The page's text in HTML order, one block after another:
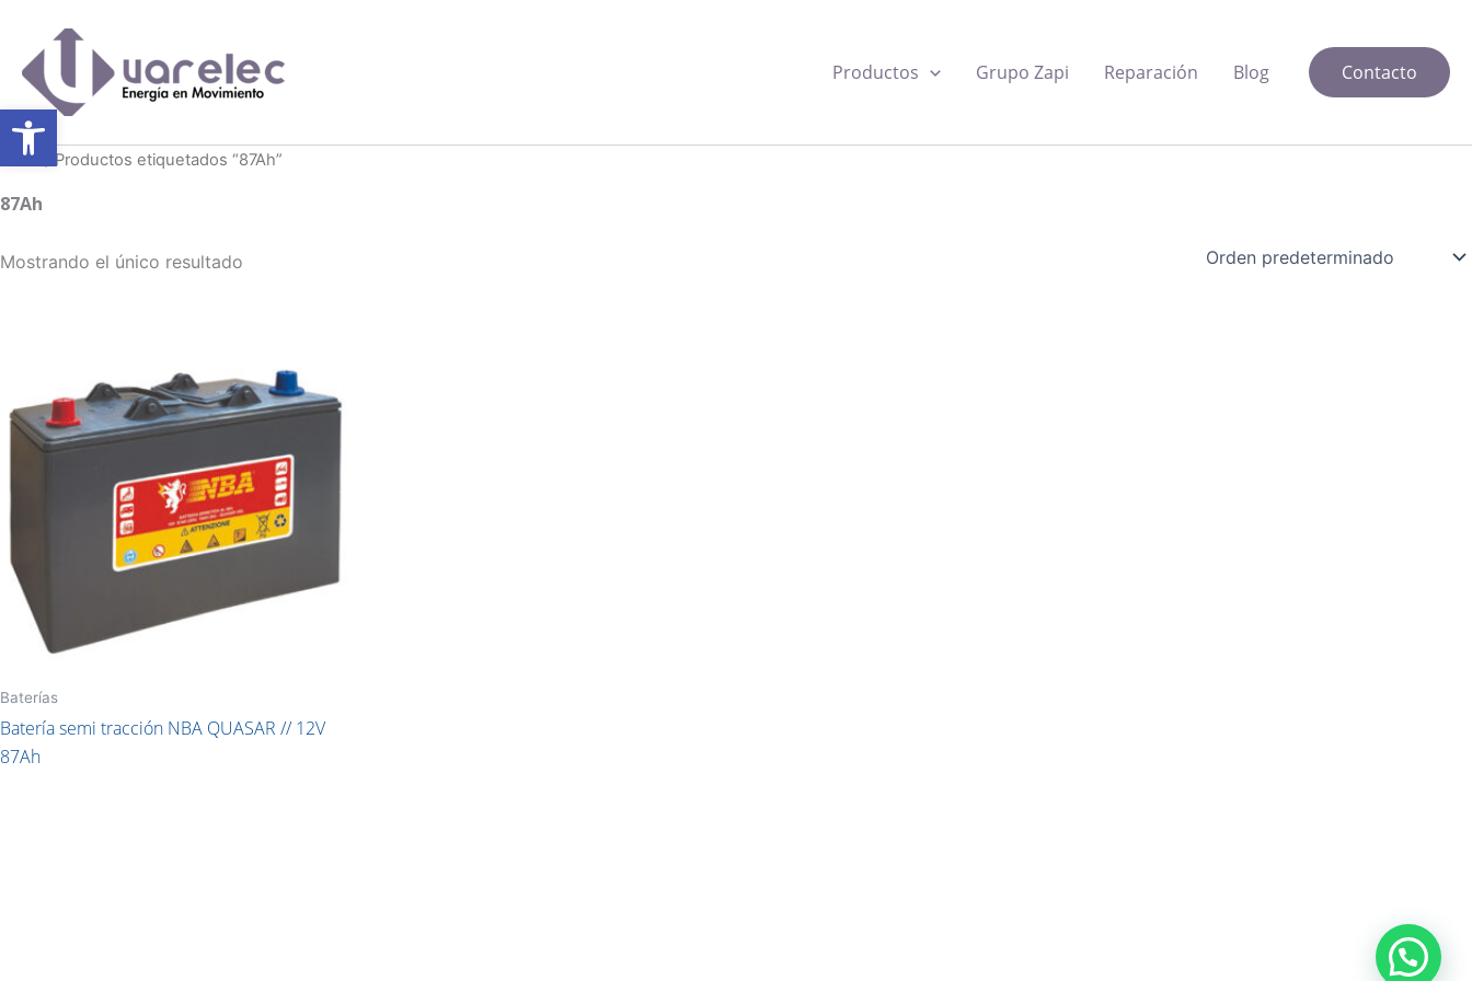
Abrir barra de herramientas
contenido
Productos Grupo Zapi Reparación Blog Contacto
Inicio / Productos etiquetados “87Ah”
87Ah
Mostrando el único resultado
Baterías
Batería semi tracción NBA QUASAR // 12V
87Ah